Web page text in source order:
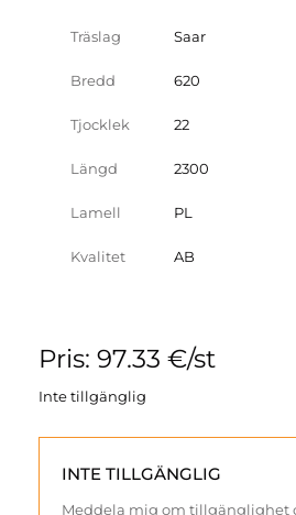
Träslag Saar
Bredd 620
Tjocklek 22
Längd 2300
Lamell PL
Kvalitet AB
Pris: 97.33 €/st
Inte tillgänglig
INTE TILLGÄNGLIG
Meddela mig om tillgänglighet